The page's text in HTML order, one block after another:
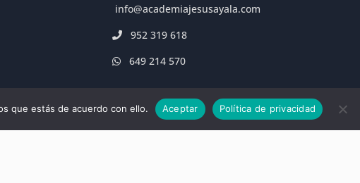
info@academiajesusayala.com
952 319 618
649 214 570
que estás de acuerdo con ello. Aceptar Política de privacidad